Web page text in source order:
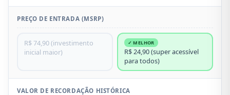
PREÇO DE ENTRADA (MSRP)
R$ 74,90 (investimento
inicial maior)
✓ MELHOR
R$ 24,90 (super acessível
para todos)
VALOR DE RECORDAÇÃO HISTÓRICA